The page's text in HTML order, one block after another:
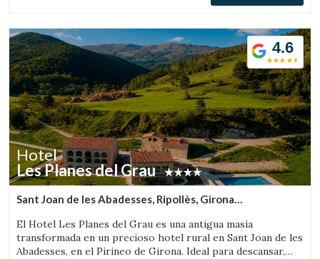
4.6
Hotel
Les Planes del Grau
Sant Joan de les Abadesses, Ripollès, Girona
El Hotel Les Planes del Grau es una antigua masía
transformada en un precioso hotel rural en Sant Joan de les
Abadesses, en el Pirineo de Girona. Ideal para descansar,